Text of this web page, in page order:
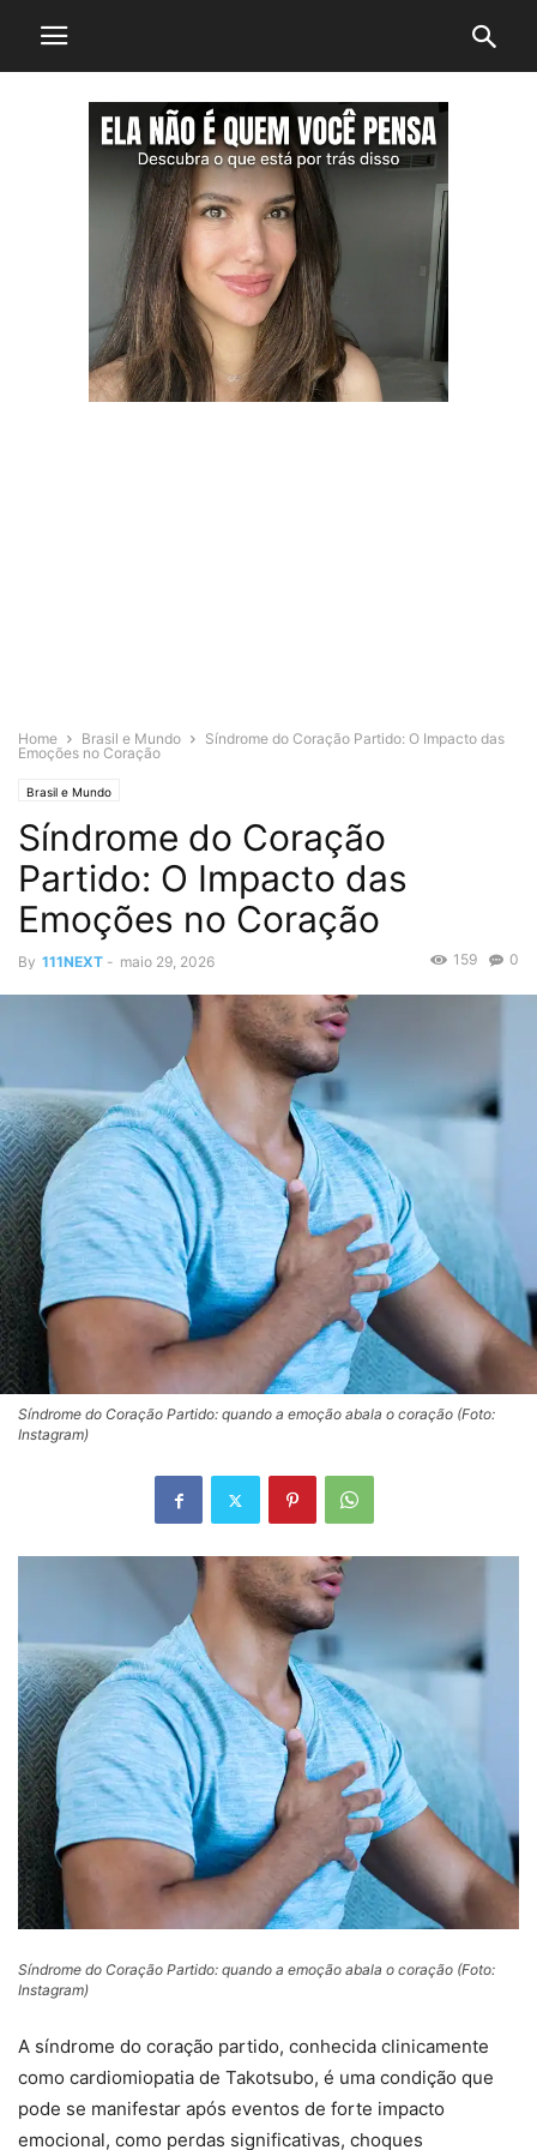
Home Brasil e Mundo
Síndrome do Coração Partido: O Impacto das
Emoções no Coração
Brasil e Mundo
Síndrome do Coração
Partido: O Impacto das
Emoções no Coração
By 111NEXT - maio 29, 2026 0
159
Síndrome do Coração Partido: quando a emoção abala o coração (Foto:
Instagram)
Síndrome do Coração Partido: quando a emoção abala o coração (Foto:
Instagram)
A síndrome do coração partido, conhecida clinicamente
como cardiomiopatia de Takotsubo, é uma condição que
pode se manifestar após eventos de forte impacto
emocional, como perdas significativas, choques